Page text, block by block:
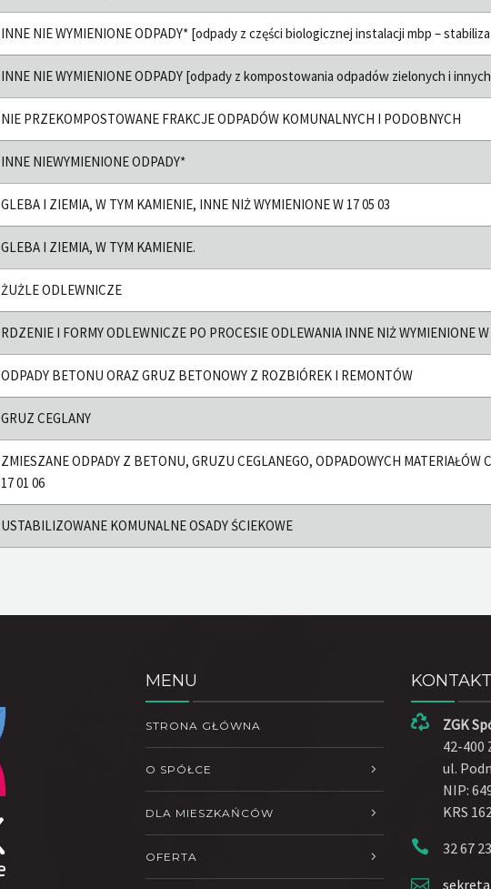
INNE NIE WYMIENIONE ODPADY* [odpady z części biologicznej instalacji mbp –
INNE NIE WYMIENIONE ODPADY [odpady z kompostowania odpadów zielonych i
NIE PRZEKOMPOSTOWANE FRAKCJE ODPADÓW KOMUNALNYCH I PODOBNYCH
INNE NIEWYMIENIONE ODPADY*
GLEBA I ZIEMIA, W TYM KAMIENIE, INNE NIŻ WYMIENIONE W 17 05 03
GLEBA I ZIEMIA, W TYM KAMIENIE.
ŻUŻLE ODLEWNICZE
RDZENIE I FORMY ODLEWNICZE PO PROCESIE ODLEWANIA INNE NIŻ WYMIENIONE W
ODPADY BETONU ORAZ GRUZ BETONOWY Z ROZBIÓREK I REMONTÓW
GRUZ CEGLANY
ZMIESZANE ODPADY Z BETONU, GRUZU CEGLANEGO, ODPADOWYCH
17 01 06
USTABILIZOWANE KOMUNALNE OSADY ŚCIEKOWE
MENU
STRONA GŁÓWNA
O SPÓŁCE
DLA MIESZKAŃCÓW
OFERTA
KONTAKT
ZGK
42-400
ul.
NIP:
KRS
32 67